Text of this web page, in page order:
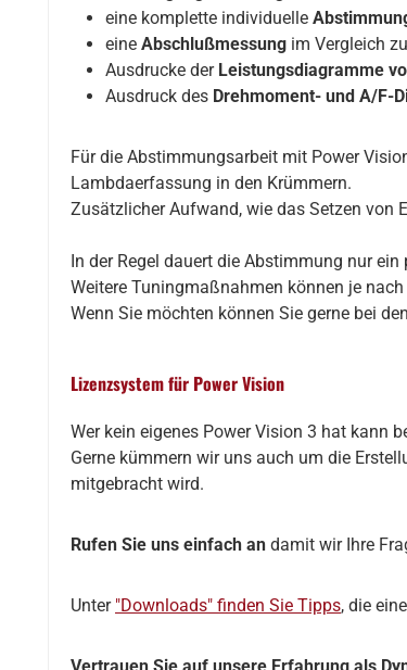
eine komplette individuelle
eine Abschlußmessung im Vergleich
Ausdrucke der Leistungsdiagramme
Ausdruck des Drehmoment- und A/F-
Für die Abstimmungsarbeit mit Power
Lambdaerfassung in den Krümmern.
Zusätzlicher Aufwand, wie das Setzen von
In der Regel dauert die Abstimmung nur
Weitere Tuningmaßnahmen können je
Wenn Sie möchten können Sie gerne bei
Lizenzsystem für Power Vision
Wer kein eigenes Power Vision 3 hat kann
Gerne kümmern wir uns auch um die
mitgebracht wird.
Rufen Sie uns einfach an damit wir Ihre
Unter "Downloads" finden Sie Tipps, die